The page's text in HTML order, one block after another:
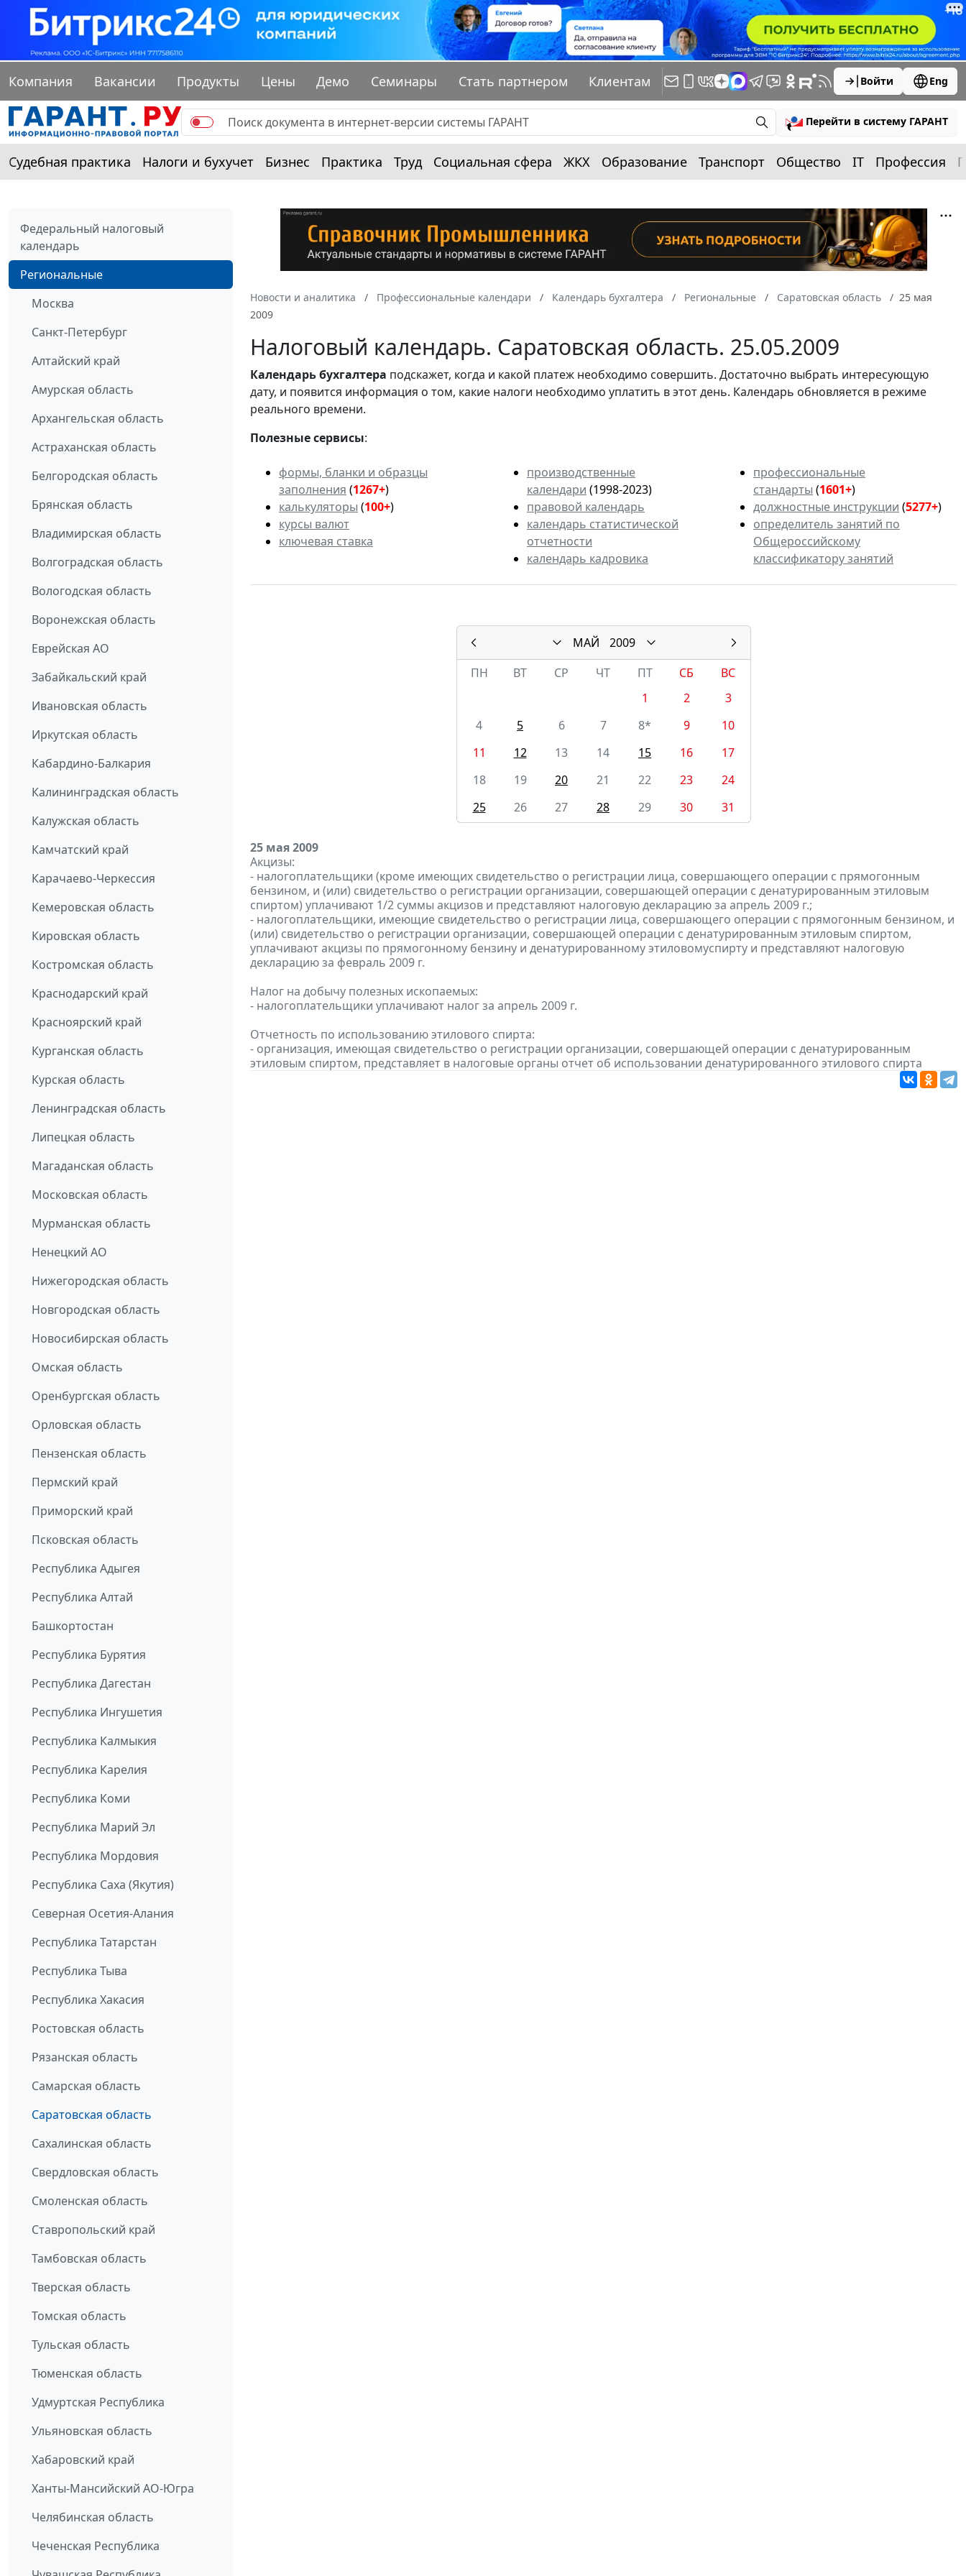
Компания Вакансии Продукты Цены Демо Семинары Стать партнером Клиентам Войти Eng
Перейти в систему ГАРАНТ
Судебная практика Налоги и бухучет Бизнес Практика Труд Социальная сфера ЖКХ Образование Транспорт Общество IT Профессия
Федеральный налоговый
календарь
Региональные
Москва
Санкт-Петербург
Алтайский край
Амурская область
Архангельская область
Астраханская область
Белгородская область
Брянская область
Владимирская область
Волгоградская область
Вологодская область
Воронежская область
Еврейская АО
Забайкальский край
Ивановская область
Иркутская область
Кабардино-Балкария
Калининградская область
Калужская область
Камчатский край
Карачаево-Черкессия
Кемеровская область
Кировская область
Костромская область
Краснодарский край
Красноярский край
Курганская область
Курская область
Ленинградская область
Липецкая область
Магаданская область
Московская область
Мурманская область
Ненецкий АО
Нижегородская область
Новгородская область
Новосибирская область
Омская область
Оренбургская область
Орловская область
Пензенская область
Пермский край
Приморский край
Псковская область
Республика Адыгея
Республика Алтай
Башкортостан
Республика Бурятия
Республика Дагестан
Республика Ингушетия
Республика Калмыкия
Республика Карелия
Республика Коми
Республика Марий Эл
Республика Мордовия
Республика Саха (Якутия)
Северная Осетия-Алания
Республика Татарстан
Республика Тыва
Республика Хакасия
Ростовская область
Рязанская область
Самарская область
Саратовская область
Сахалинская область
Свердловская область
Смоленская область
Ставропольский край
Тамбовская область
Тверская область
Томская область
Тульская область
Тюменская область
Удмуртская Республика
Ульяновская область
Хабаровский край
Ханты-Мансийский АО-Югра
Челябинская область
Чеченская Республика
Новости и аналитика Профессиональные календари Календарь бухгалтера Региональные Саратовская область
25 мая
2009
Налоговый календарь. Саратовская область. 25.05.2009
Календарьбухгалтера подскажет, когда и какой платеж необходимо совершить. Достаточно выбрать интересующую
дату, и появится информация о том, какие налоги необходимо уплатить в этот день. Календарь обновляется в режиме
реального времени.
Полезные сервисы:
формы, бланки и образцы
заполнения (1267+)
калькуляторы (100+)
курсы валют
ключевая ставка
производственные
календари (1998-2023)
правовой календарь
календарь статистической
отчетности
календарь кадровика
профессиональные
стандарты (1601+)
должностные инструкции (5277+)
определитель занятий по
Общероссийскому
классификатору занятий
МАЙ
2009
ПН
ВТ СР ЧТ ПТ СБ
ВС
1
2
3
4
5 6 7 8* 9
10
11
12 13 14 15 16
17
18
19 20 21 22 23
24
25
26 27 28 29 30 31
25 мая 2009
Акцизы:
- налогоплательщики (кроме имеющих свидетельство о регистрации лица, совершающего операции с прямогонным
бензином, и (или) свидетельство о регистрации организации, совершающей операции с денатурированным этиловым
спиртом) уплачивают 1/2 суммы акцизов и представляют налоговую декларацию за апрель 2009 г.;
- налогоплательщики, имеющие свидетельство о регистрации лица, совершающего операции с прямогонным бензином, и
(или) свидетельство о регистрации организации, совершающей операции с денатурированным этиловым спиртом,
уплачивают акцизы по прямогонному бензину и денатурированному этиловомуспирту и представляют налоговую
декларацию за февраль 2009 г.
Налог на добычу полезных ископаемых:
- налогоплательщики уплачивают налог за апрель 2009 г.
Отчетность по использованию этилового спирта:
- организация, имеющая свидетельство о регистрации организации, совершающей операции с денатурированным
этиловым спиртом, представляет в налоговые органы отчет об использовании денатурированного этилового спирта